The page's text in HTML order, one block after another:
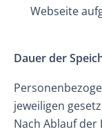
Webseite
Dauer der
jeweiligen
Nach Ablauf